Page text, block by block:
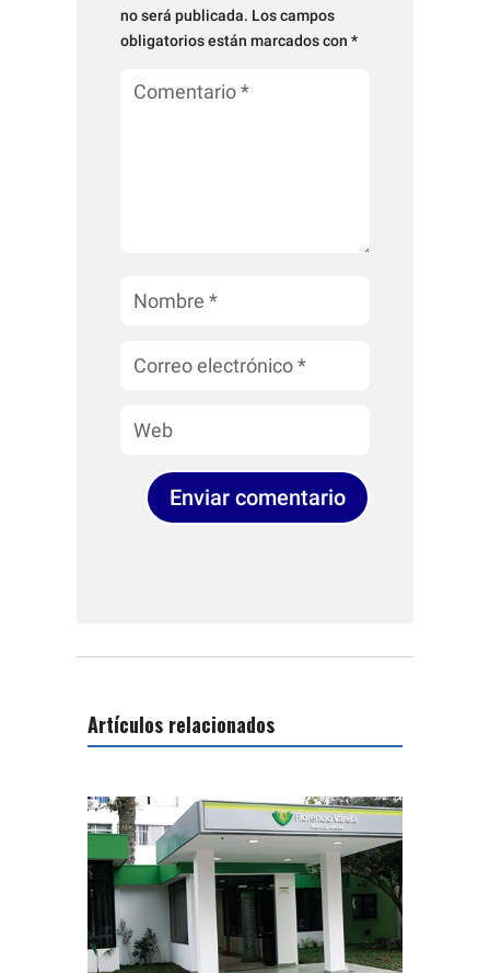
no será publicada. Los campos
obligatorios están marcados con *
Enviar comentario
Artículos relacionados